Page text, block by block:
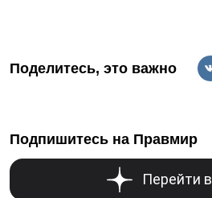
Поделитесь, это важно
Подпишитесь на Правмир
Перейти в